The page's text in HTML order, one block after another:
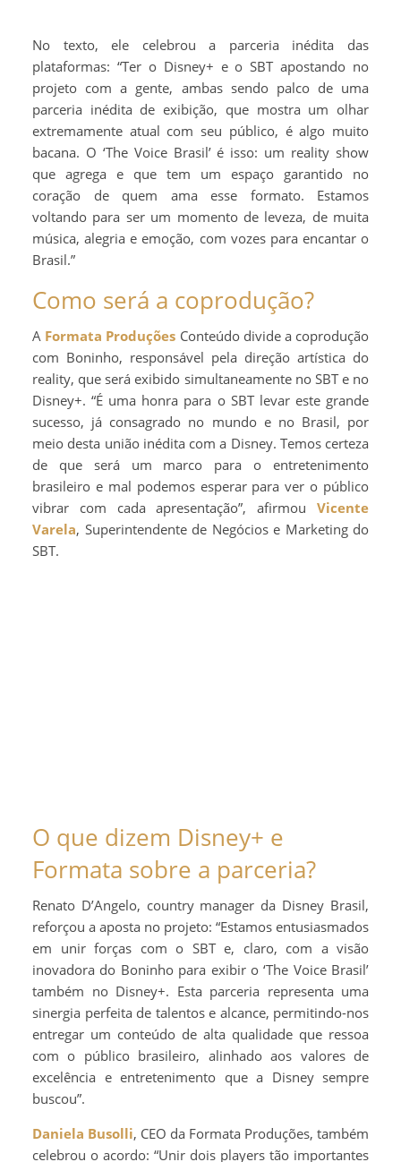
No texto, ele celebrou a parceria inédita das
plataformas: “Ter o Disney+ e o SBT apostando no
projeto com a gente, ambas sendo palco de uma
parceria inédita de exibição, que mostra um olhar
extremamente atual com seu público, é algo muito
bacana. O ‘The Voice Brasil’ é isso: um reality show
que agrega e que tem um espaço garantido no
coração de quem ama esse formato. Estamos
voltando para ser um momento de leveza, de muita
música, alegria e emoção, com vozes para encantar o
Brasil.”
Como será a coprodução?
A Formata Produções Conteúdo divide a coprodução
com Boninho, responsável pela direção artística do
reality, que será exibido simultaneamente no SBT e no
Disney+. “É uma honra para o SBT levar este grande
sucesso, já consagrado no mundo e no Brasil, por
meio desta união inédita com a Disney. Temos certeza
de que será um marco para o entretenimento
brasileiro e mal podemos esperar para ver o público
vibrar com cada apresentação”, afirmou Vicente
Varela, Superintendente de Negócios e Marketing do
SBT.
O que dizem Disney+ e
Formata sobre a parceria?
Renato D’Angelo, country manager da Disney Brasil,
reforçou a aposta no projeto: “Estamos entusiasmados
em unir forças com o SBT e, claro, com a visão
inovadora do Boninho para exibir o ‘The Voice Brasil’
também no Disney+. Esta parceria representa uma
sinergia perfeita de talentos e alcance, permitindo-nos
entregar um conteúdo de alta qualidade que ressoa
com o público brasileiro, alinhado aos valores de
excelência e entretenimento que a Disney sempre
buscou”.
Daniela Busolli, CEO da Formata Produções, também
celebrou o acordo: “Unir dois players tão importantes